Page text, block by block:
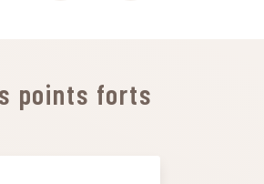
points forts